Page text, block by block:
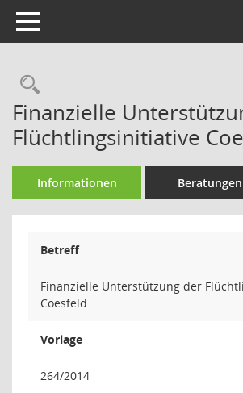
Toggle navigation
Rechercheauswahl
Finanzielle
Flüchtlingsinitiative
Informationen Beratungen
Betreff
Finanzielle Unterstützung der
Coesfeld
Vorlage
264/2014